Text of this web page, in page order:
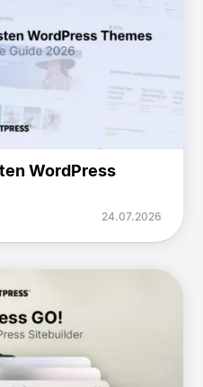
WordPress
24.07.2026